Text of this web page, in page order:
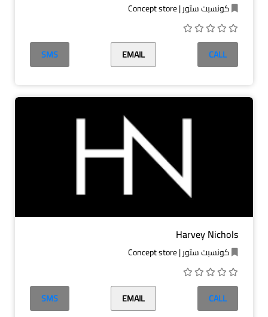
كونسبت ستور | Concept store
CALL
EMAIL
SMS
Harvey Nichols
كونسبت ستور | Concept store
CALL
EMAIL
SMS